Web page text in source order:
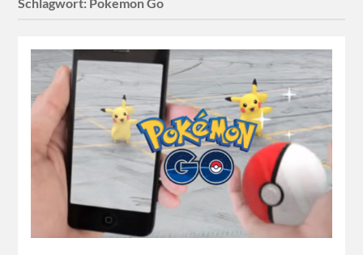
Schlagwort: Pokemon Go